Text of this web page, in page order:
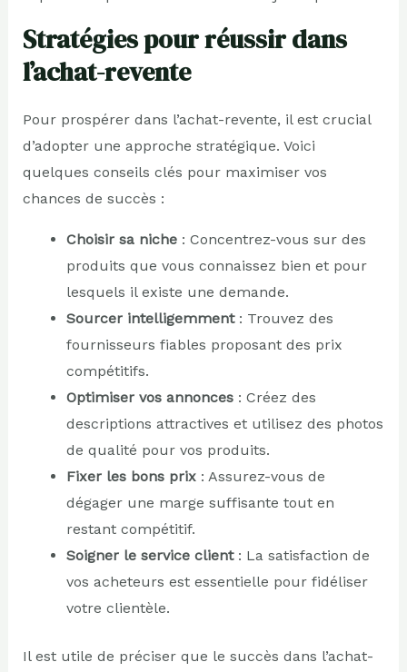
Stratégies pour réussir dans
l’achat-revente
Pour prospérer dans l’achat-revente, il est crucial
d’adopter une approche stratégique. Voici
quelques conseils clés pour maximiser vos
chances de succès :
Choisir sa niche: Concentrez-vous sur des
produits que vous connaissez bien et pour
lesquels il existe une demande.
Sourcer intelligemment: Trouvez des
fournisseurs fiables proposant des prix
compétitifs.
Optimiser vos annonces: Créez des
descriptions attractives et utilisez des photos
de qualité pour vos produits.
Fixer les bons prix: Assurez-vous de
dégager une marge suffisante tout en
restant compétitif.
Soigner le service client: La satisfaction de
vos acheteurs est essentielle pour fidéliser
votre clientèle.
Il est utile de préciser que le succès dans l’achat-